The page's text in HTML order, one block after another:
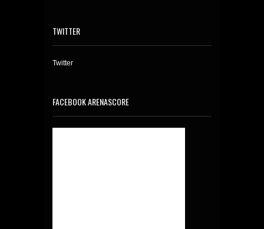
TWITTER
Twitter
FACEBOOK ARENASCORE